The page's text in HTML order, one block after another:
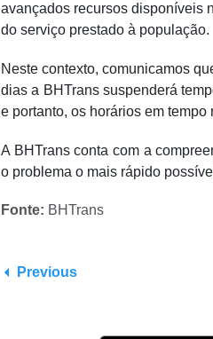
avançados recursos disponíveis
do serviço prestado à população.
Neste contexto, comunicamos
dias a BHTrans suspenderá
e portanto, os horários em
A BHTrans conta com a
o problema o mais rápido
Fonte: BHTrans
Previous